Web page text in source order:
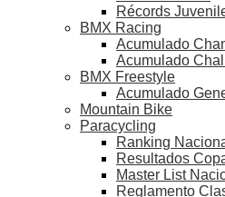
Récords
BMX Racing
Acumulado
Acumulado
BMX Freestyle
Acumulado
Mountain Bike
Paracycling
Ranking
Resultados
Master List
Reglamento